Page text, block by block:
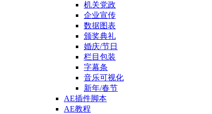
机关党政
企业宣传
数据图表
颁奖典礼
婚庆/节日
栏目包装
字幕条
音乐可视化
新年/春节
AE插件脚本
AE教程